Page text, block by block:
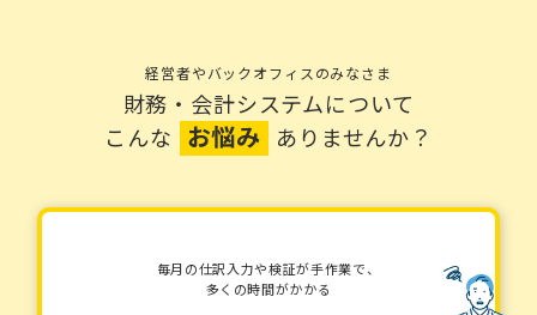
経営者やバックオフィスのみなさま
財務・会計システムについて
こんな お悩み ありませんか？
毎月の仕訳入力や検証が手作業で、
多くの時間がかかる